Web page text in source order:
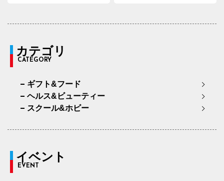
カテゴリ
CATEGORY
ギフト&フード
ヘルス&ビューティー
スクール&ホビー
イベント
EVENT